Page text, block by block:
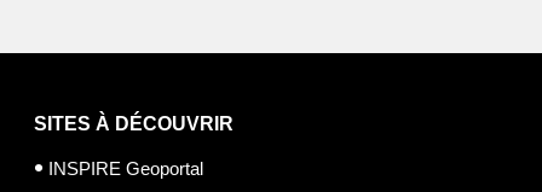
SITES À DÉCOUVRIR
INSPIRE Geoportal